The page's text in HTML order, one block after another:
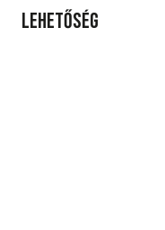
lehetőség